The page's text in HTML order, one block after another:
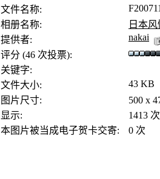
文件名称:
相册名称:
日本风
提供者:
nakai
评分 (46 次投票):
关键字:
文件大小:
43 KB
图片尺寸:
500 x
显示:
1413 次
本图片被当成电子贺卡交寄:
0 次